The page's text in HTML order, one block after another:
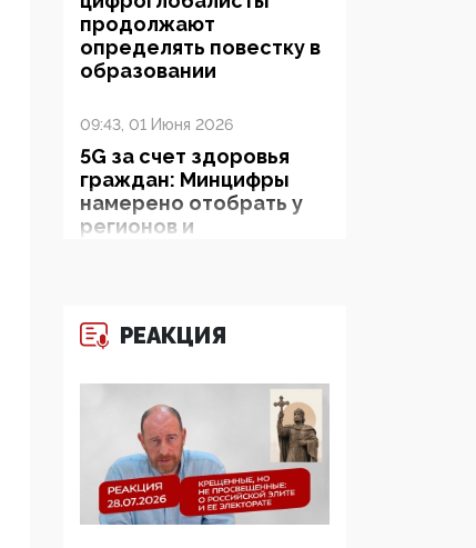
продолжают
определять повестку в
образовании
09:43, 01 Июня 2026
5G за счет здоровья
граждан: Минцифры
намерено отобрать у
регионов и
от ЭМИ
Роскомнадзор
освободили от борца с
деструктивным и
опасным контентом
07:39, 25 Мая 2026
РЕАКЦИЯ